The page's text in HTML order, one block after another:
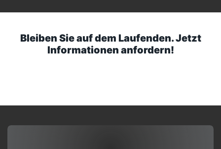
Bleiben Sie auf dem Laufenden. Jetzt
Informationen anfordern!